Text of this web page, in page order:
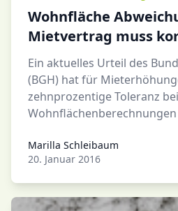
Wohnfläche
Mietvertrag muss
Ein aktuelles Urteil des
(BGH) hat für
zehnprozentige Toleranz bei
Marilla Schleibaum
Marilla Schleibaum
20. Januar 2016